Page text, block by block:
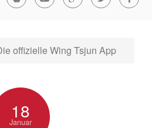
offizielle Wing Tsjun App
18
Januar